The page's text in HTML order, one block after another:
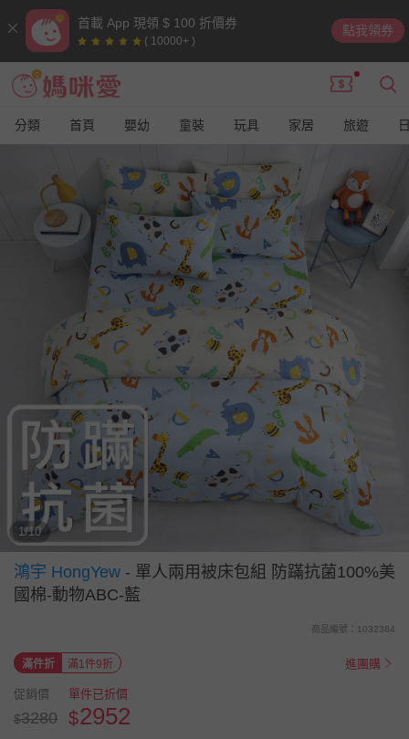
首載 App 現領 $ 100 折價券
( 10000+ )
點我領券
分類 首頁 嬰幼 童裝 玩具 家居 旅遊
1/10
鴻宇 HongYew - 單人兩用被床包組 防蹣抗菌100%美
國棉-動物ABC-藍
商品編號：1032384
滿件折 滿1件9折 進團購
促銷價
$3280
單件已折價
$2952